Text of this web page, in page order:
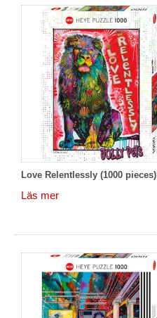
Love Relentlessly (1000 pieces)
Läs mer